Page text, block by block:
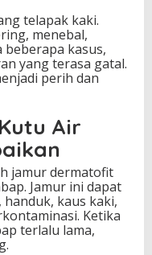
telapak kaki.
menebal,
beberapa kasus,
yang terasa gatal.
perih dan
Air
jamur dermatofit
Jamur ini dapat
kaus kaki,
Ketika
terlalu lama,